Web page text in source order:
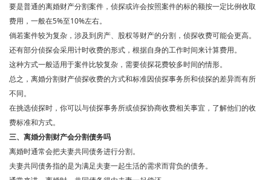
要是普通的离婚财产分割案件，侦探或许会按照案件的标的额按一定比例收取
费用，一般在5%至10%左右。
倘若案件较为复杂，涉及到房产、股权等财产的分割，侦探收费可能会更高。
还有部分侦探会采用计时收费的形式，根据自身的工作时间来计算费用。
这种方式一般适用于案件比较复杂，需要侦探花费较多时间的情形。
总之，离婚分割财产侦探收费的方式和标准因侦探事务所和侦探的差异而有所
不同。
在挑选侦探时，你可以与侦探事务所或侦探协商收费相关事宜，了解他们的收
费标准和方式。
三、离婚分割财产会分割债务吗
离婚时通常会把夫妻共同债务进行分割。
夫妻共同债务指的是为满足夫妻一起生活的需求而背负的债务。